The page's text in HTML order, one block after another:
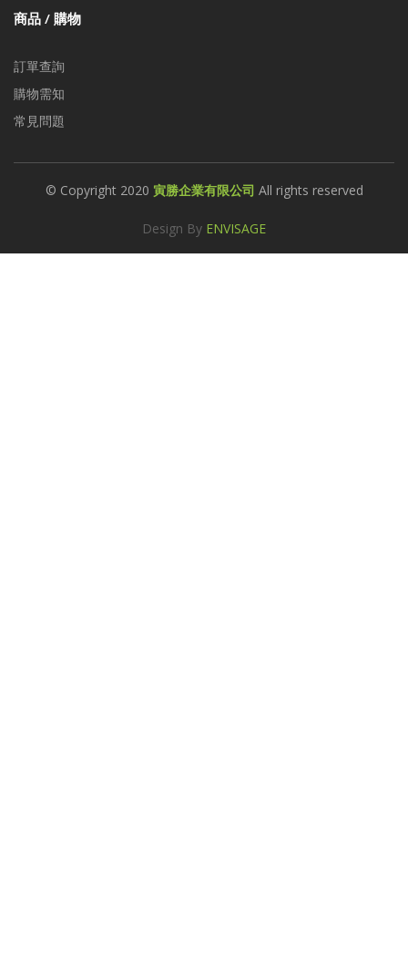
商品 / 購物
訂單查詢
購物需知
常見問題
© Copyright 2020 寅勝企業有限公司 All rights reserved
Design By ENVISAGE